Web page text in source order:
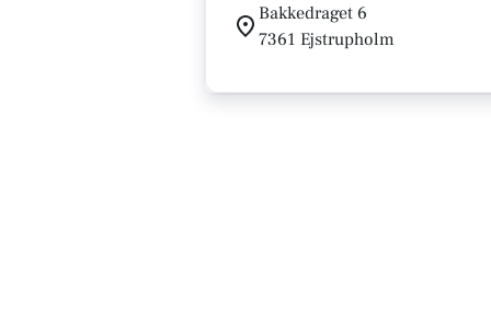
Bakkedraget 6
7361 Ejstrupholm